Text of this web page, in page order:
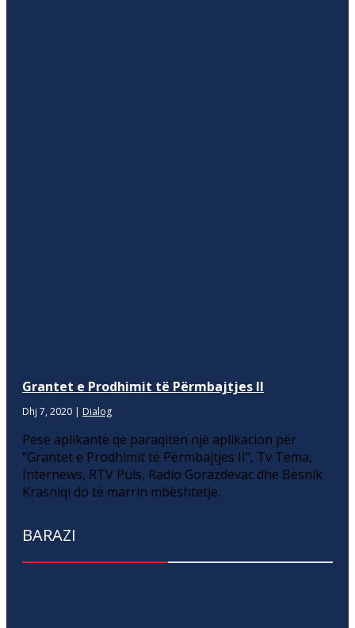
Grantet e Prodhimit të Përmbajtjes II
Dhj 7, 2020 | Dialog
Pesë aplikantë që paraqitën një aplikacion për
“Grantet e Prodhimit të Përmbajtjes II”, Tv Tema,
Internews, RTV Puls, Radio Gorazdevac dhe Besnik
Krasniqi do të marrin mbështetje.
BARAZI